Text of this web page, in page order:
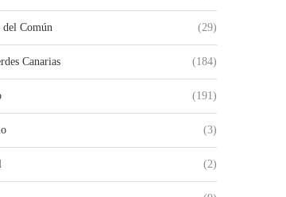
Común (29)
Canarias (184)
(191)
(3)
(2)